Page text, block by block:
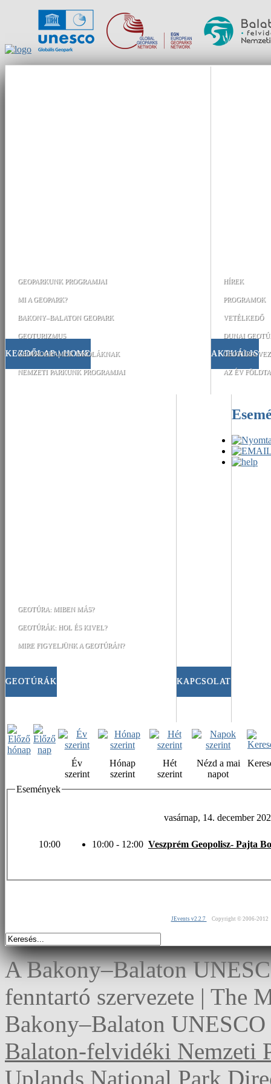
KEZDŐLAP | HOME
GEOPARKUNK PROGRAMJAI
MI A GEOPARK?
BAKONY–BALATON GEOPARK
GEOTURIZMUS
GEOPROGRAMOK ISKOLÁKNAK
NEMZETI PARKUNK PROGRAMJAI
AKTUÁLIS
HÍREK
PROGRAMOK
VETÉLKEDŐ
DUNAI
GEOTÚRA-
AZ ÉV
GEOTÚRÁK
GEOTÚRA: MIBEN MÁS?
GEOTÚRÁK: HOL ÉS KIVEL?
MIRE FIGYELJÜNK A GEOTÚRÁN?
KAPCSOLAT
Év
szerint
Hónap
szerint
Hét
szerint
Nézd a mai
napot
Események
vasárnap, 14. december
10:00 10:00 - 12:00 Veszprém Geopolisz- Pajta
JEvents v2.2.7 Copyright © 2006-2012
A Bakony–Balaton
fenntartó szervezete | The
Bakony–Balaton
Balaton-felvidéki Nemzeti
Uplands National Park